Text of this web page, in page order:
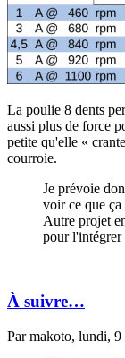
La poulie 8 dents
aussi plus de force
petite qu'elle «
courroie.
Je prévoie
voir ce que ça
Autre projet
pour l'intégrer
À suivre…
Par makoto, lundi, 9